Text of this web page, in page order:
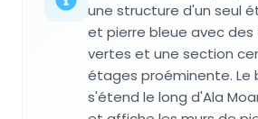
une structure d'un seul
et pierre bleue avec
vertes et une section
étages proéminente. Le
s'étend le long d'Ala